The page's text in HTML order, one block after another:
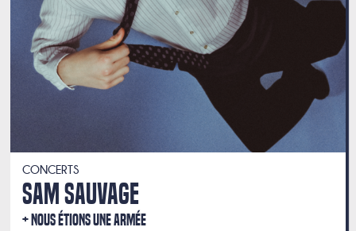
CONCERTS
SAM SAUVAGE
NOUS ÉTIONS UNE ARMÉE